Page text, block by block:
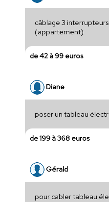
câblage 3
(appartement)
de 42 à 99 euros
Diane
poser un tableau
de 199 à 368 euros
Gérald
pour cabler tableau